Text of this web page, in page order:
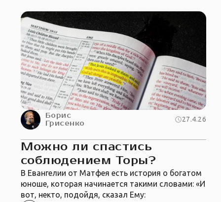
Борис
Грисенко
27.4.26
Можно ли спастись
соблюдением Торы?
В Евангелии от Матфея есть история о богатом
юноше, которая начинается такими словами: «И
вот, некто, подойдя, сказал Ему: